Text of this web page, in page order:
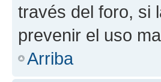
través del foro, si
prevenir el uso
Arriba